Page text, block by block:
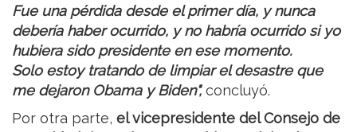
Fue una pérdida desde el primer día, y nunca
debería haber ocurrido, y no habría ocurrido si yo
hubiera sido presidente en ese momento.
Solo estoy tratando de limpiar el desastre que
me dejaron Obama y Biden",concluyó.
Por otra parte, el vicepresidente del Consejo de